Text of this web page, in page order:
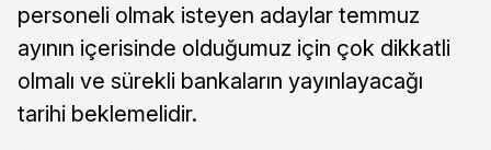
personeli olmak isteyen adaylar temmuz
ayının içerisinde olduğumuz için çok dikkatli
olmalı ve sürekli bankaların yayınlayacağı
tarihi beklemelidir.